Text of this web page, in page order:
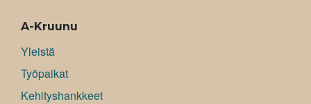
A-Kruunu
Yleistä
Työpaikat
Kehityshankkeet